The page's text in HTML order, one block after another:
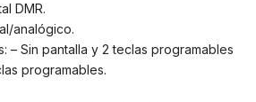
DMR.
analógico.
– Sin pantalla y 2 teclas programables
programables.